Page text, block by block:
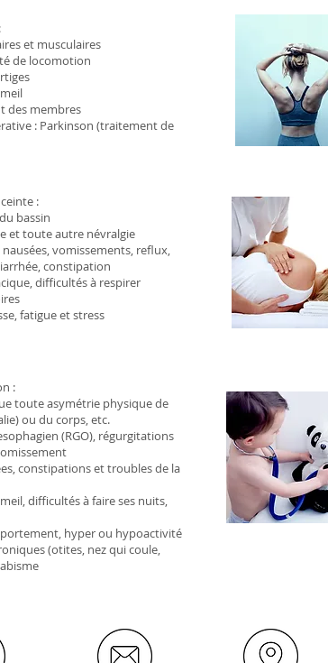
et musculaires
de locomotion
des membres
: Parkinson (traitement de
:
bassin
et toute autre névralgie
vomissements, reflux,
constipation
difficultés à respirer
fatigue et stress
:
toute asymétrie physique de
ou du corps, etc.
(RGO), régurgitations
constipations et troubles de la
difficultés à faire ses nuits,
hyper ou hypoactivité
(otites, nez qui coule,